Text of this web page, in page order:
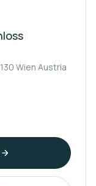
Wien Austria